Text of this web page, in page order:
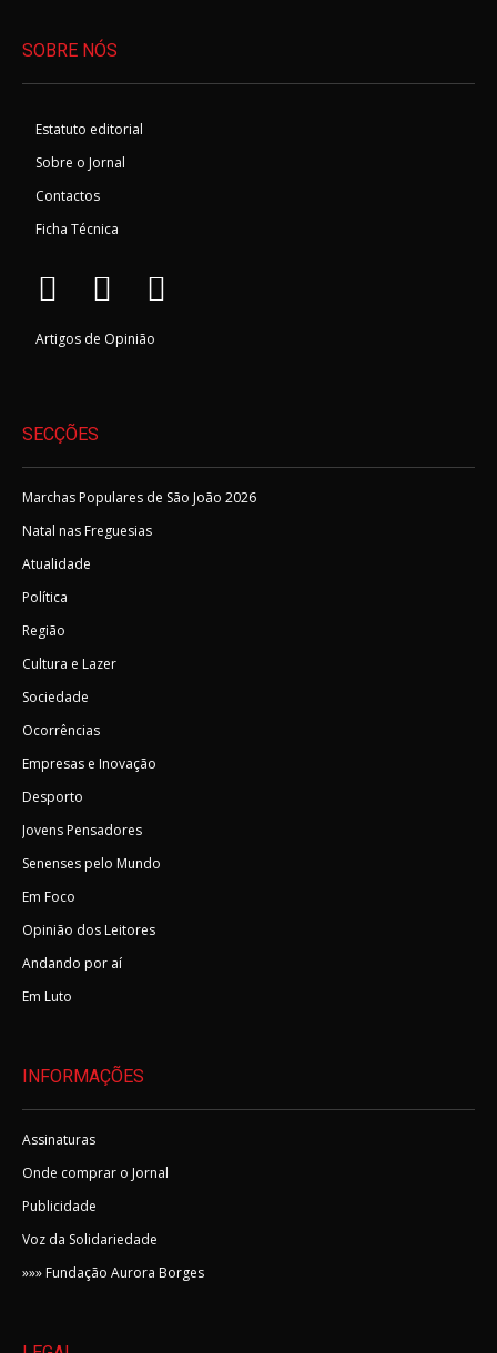
SOBRE NÓS
Estatuto editorial
Sobre o Jornal
Contactos
Ficha Técnica
Artigos de Opinião
SECÇÕES
Marchas Populares de São João 2026
Natal nas Freguesias
Atualidade
Política
Região
Cultura e Lazer
Sociedade
Ocorrências
Empresas e Inovação
Desporto
Jovens Pensadores
Senenses pelo Mundo
Em Foco
Opinião dos Leitores
Andando por aí
Em Luto
INFORMAÇÕES
Assinaturas
Onde comprar o Jornal
Publicidade
Voz da Solidariedade
»»» Fundação Aurora Borges